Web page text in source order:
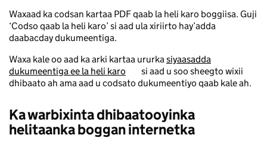
Waxaad ka codsan kartaa PDF qaab la heli karo boggiisa. Guji
‘Codso qaab la heli karo’ si aad ula xiriirto hay’adda
daabacday dukumeentiga.
Waxa kale oo aad ka arki kartaa ururka siyaasadda
dukumeentiga ee la heli karo
si aad u soo sheegto wixii
dhibaato ah ama aad u codsato dukumeentiyo qaab kale ah.
Ka warbixinta dhibaatooyinka
helitaanka boggan internetka